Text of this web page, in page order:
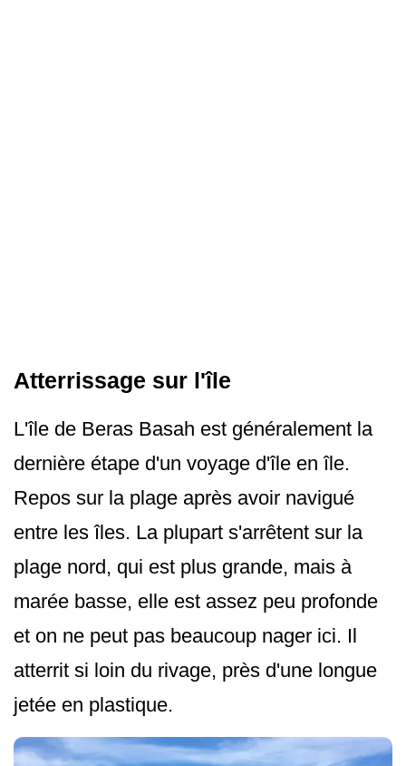
Atterrissage sur l'île
L'île de Beras Basah est généralement la
dernière étape d'un voyage d'île en île.
Repos sur la plage après avoir navigué
entre les îles. La plupart s'arrêtent sur la
plage nord, qui est plus grande, mais à
marée basse, elle est assez peu profonde
et on ne peut pas beaucoup nager ici. Il
atterrit si loin du rivage, près d'une longue
jetée en plastique.